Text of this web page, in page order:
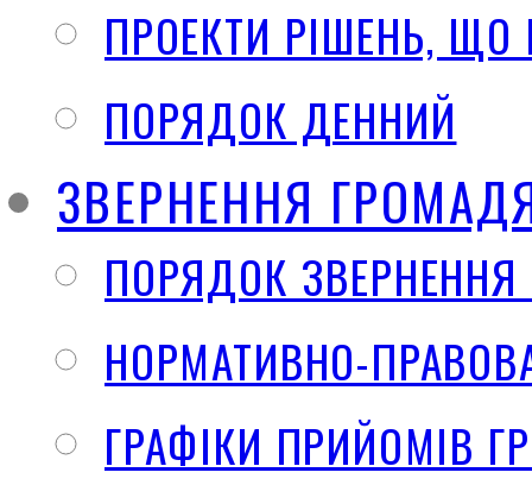
ПРОЕКТИ РІШЕНЬ,
ПОРЯДОК ДЕННИЙ
ЗВЕРНЕННЯ
ПОРЯДОК
НОРМАТИВНО-
ГРАФІКИ ПРИЙОМІВ